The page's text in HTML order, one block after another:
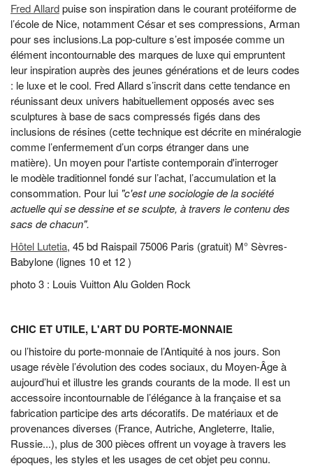
Fred Allardpuise son inspiration dans le courant protéiforme de
l’école de Nice, notamment César et ses compressions, Arman
pour ses inclusions.La pop-culture s’est imposée comme un
élément incontournable des marques de luxe qui empruntent
leur inspiration auprès des jeunes générations et de leurs codes
: le luxe et le cool. Fred Allards’inscrit dans cette tendance en
réunissant deux univers habituellement opposés avec ses
sculptures à base de sacs compressés figés dans des
inclusions de résines (cettetechnique est décrite en minéralogie
comme l’enfermement d’un corps étranger dans une
matière). Un moyen pour l'artiste contemporain d'interroger
le modèle traditionnel fondé sur l’achat, l’accumulation et la
consommation. Pour lui "c'est une sociologie de la société
actuelle qui se dessine et se sculpte, à travers le contenu des
sacs de chacun".
Hôtel Lutetia, 45 bd Raispail 75006 Paris (gratuit) M° Sèvres-
Babylone (lignes 10 et 12 )
​photo 3 : Louis Vuitton Alu Golden Rock
CHIC ET UTILE, L'ART DU PORTE-MONNAIE
ou l’histoire du porte-monnaie de l’Antiquité à nos jours. Son
usage révèle l’évolution des codes sociaux, du Moyen-Âge à
aujourd’hui et illustre les grands courants de la mode. Il est un
accessoire incontournable de l’élégance à la française et sa
fabrication participe des arts décoratifs. De matériaux et de
provenances diverses (France, Autriche, Angleterre, Italie,
Russie...), plus de 300 pièces offrent un voyage à travers les
époques, les styles et les usages de cet objet peu connu.